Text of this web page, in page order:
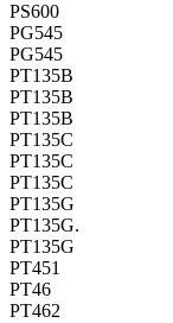
PS600
PG545
PG545
PT135B
PT135B
PT135B
PT135C
PT135C
PT135C
PT135G
PT135G.
PT135G
PT451
PT46
PT462